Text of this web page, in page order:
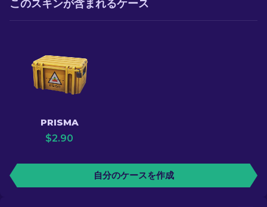
このスキンが含まれるケース
PRISMA
$2.90
自分のケースを作成